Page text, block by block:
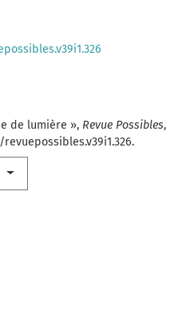
de lumière », Revue Possibles,
revuepossibles.v39i1.326.